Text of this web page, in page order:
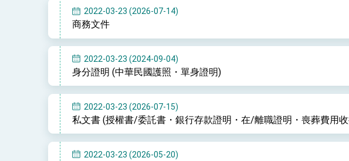
外交部長林佳龍接見美國智庫「德國馬歇爾基金會」訪問團一行
臺美經貿談判獲階段性成果 卓揆期勉爭取時間完成「臺美對等貿
外交部與數位發展部攜手合作，整合台灣雄厚數位實力，達成固
民調顯示多數國人滿意政府外交表現，高度支持「總合外交」與
2022-03-23 (2026-07-14)
商務文件
2022-03-23 (2024-09-04)
身分證明 (中華民國護照・單身證明)
2022-03-23 (2026-07-15)
私文書 (授權書/委託書・銀行存款證明・在/離職證明・喪葬費用
2022-03-23 (2026-05-20)